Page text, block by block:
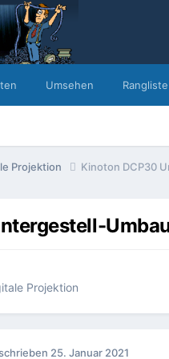
Umsehen Rangliste
Projektion Kinoton DCP30
Projektion
25. Januar 2021